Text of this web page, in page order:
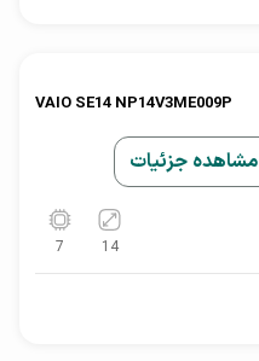
14
7
VAIO SE14 NP14V3ME009P
مشاهده جزئیات